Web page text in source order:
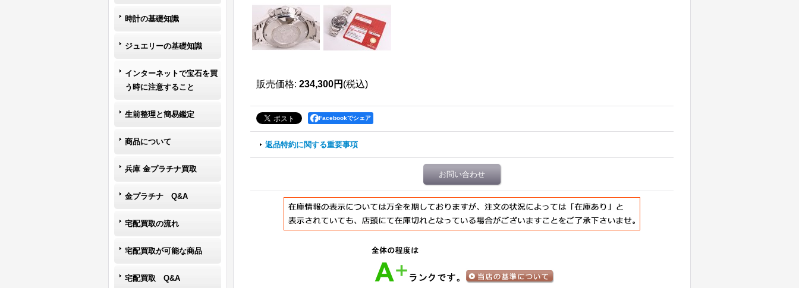
時計の基礎知識
ジュエリーの基礎知識
インターネットで宝石を買
う時に注意すること
生前整理と簡易鑑定
商品について
兵庫 金プラチナ買取
金プラチナ Q&A
宅配買取の流れ
宅配買取が可能な商品
宅配買取 Q&A
販売価格: 234,300円 (税込)
Facebookでシェア
返品特約に関する重要事項
お問い合わせ